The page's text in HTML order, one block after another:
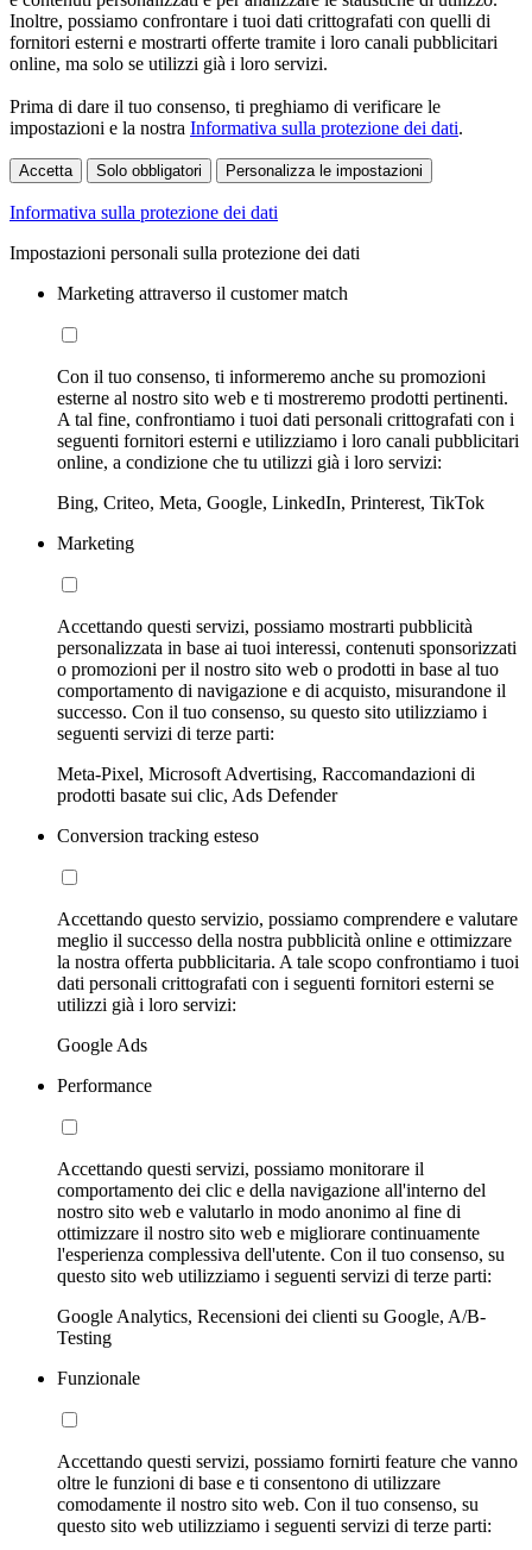
Inoltre, possiamo confrontare i tuoi dati crittografati con quelli di
fornitori esterni e mostrarti offerte tramite i loro canali pubblicitari
online, ma solo se utilizzi già i loro servizi.
Prima di dare il tuo consenso, ti preghiamo di verificare le
impostazioni e la nostra Informativa sulla protezione dei dati.
Accetta Solo obbligatori Personalizza le impostazioni
Informativa sulla protezione dei dati
Impostazioni personali sulla protezione dei dati
Marketing attraverso il customer match
Con il tuo consenso, ti informeremo anche su promozioni
esterne al nostro sito web e ti mostreremo prodotti pertinenti.
A tal fine, confrontiamo i tuoi dati personali crittografati con i
seguenti fornitori esterni e utilizziamo i loro canali pubblicitari
online, a condizione che tu utilizzi già i loro servizi:
Bing, Criteo, Meta, Google, LinkedIn, Printerest, TikTok
Marketing
Accettando questi servizi, possiamo mostrarti pubblicità
personalizzata in base ai tuoi interessi, contenuti sponsorizzati
o promozioni per il nostro sito web o prodotti in base al tuo
comportamento di navigazione e di acquisto, misurandone il
successo. Con il tuo consenso, su questo sito utilizziamo i
seguenti servizi di terze parti:
Meta-Pixel, Microsoft Advertising, Raccomandazioni di
prodotti basate sui clic, Ads Defender
Conversion tracking esteso
Accettando questo servizio, possiamo comprendere e valutare
meglio il successo della nostra pubblicità online e ottimizzare
la nostra offerta pubblicitaria. A tale scopo confrontiamo i tuoi
dati personali crittografati con i seguenti fornitori esterni se
utilizzi già i loro servizi:
Google Ads
Performance
Accettando questi servizi, possiamo monitorare il
comportamento dei clic e della navigazione all'interno del
nostro sito web e valutarlo in modo anonimo al fine di
ottimizzare il nostro sito web e migliorare continuamente
l'esperienza complessiva dell'utente. Con il tuo consenso, su
questo sito web utilizziamo i seguenti servizi di terze parti:
Google Analytics, Recensioni dei clienti su Google, A/B-
Testing
Funzionale
Accettando questi servizi, possiamo fornirti feature che vanno
oltre le funzioni di base e ti consentono di utilizzare
comodamente il nostro sito web. Con il tuo consenso, su
questo sito web utilizziamo i seguenti servizi di terze parti: